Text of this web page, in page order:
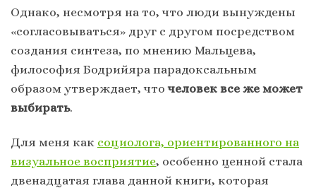
Однако, несмотря на то, что люди вынуждены
«согласовываться» друг с другом посредством
создания синтеза, по мнению Мальцева,
философия Бодрийяра парадоксальным
образом утверждает, чточеловек все же может
выбирать.
Для меня как социолога, ориентированного на
визуальное восприятие, особенно ценной стала
двенадцатая глава данной книги, которая